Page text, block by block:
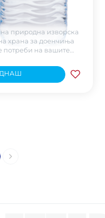
природна изворска
храна за доенчиња
потреби на вашите